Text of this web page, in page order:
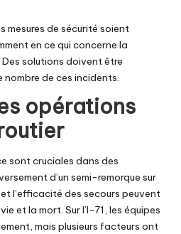
mesures de sécurité soient
en ce qui concerne la
solutions doivent être
nombre de ces incidents.
opérations
sont cruciales dans des
d’un semi-remorque sur
l’efficacité des secours peuvent
et la mort. Sur l’I-71, les équipes
mais plusieurs facteurs ont